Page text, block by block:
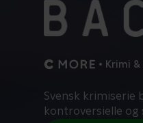
• Krimi
Svensk krimiserie
kontroversielle